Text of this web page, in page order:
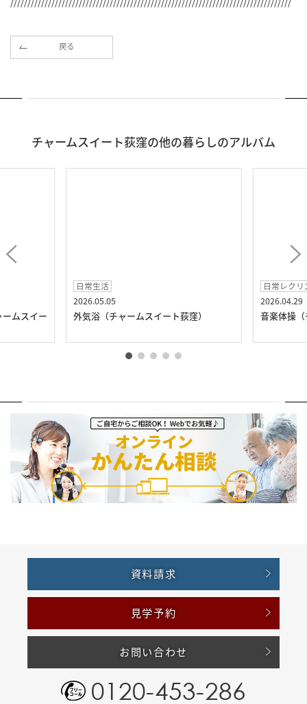
戻る
チャームスイート荻窪の他の暮らしのアルバム
ムスイー
日常生活
2026.05.05
外気浴（チャームスイート荻窪）
日常レク
2026.04.29
音楽体操
資料請求
見学予約
お問い合わせ
0120-453-286